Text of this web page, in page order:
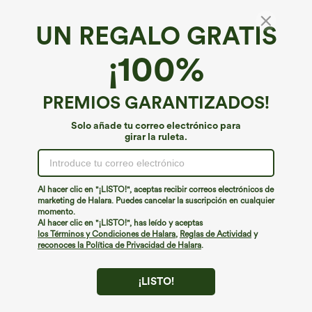
UN REGALO GRATIS
¡100%
PREMIOS GARANTIZADOS!
Solo añade tu correo electrónico para
girar la ruleta.
Al hacer clic en "¡LISTO!", aceptas recibir correos electrónicos de
marketing de Halara. Puedes cancelar la suscripción en cualquier
momento.
Al hacer clic en "¡LISTO!", has leído y aceptas
los Términos y Condiciones de Halara, Reglas de Actividad y
reconoces la Política de Privacidad de Halara.
¡LISTO!
XL 16)
+ Agregar a la bolsa
Más para amar Buy 2, 10% Off | Buy 3, 20% Off Estilos